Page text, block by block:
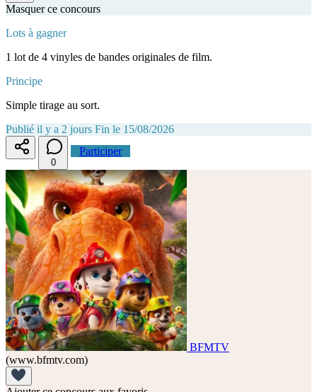
Masquer ce concours
Lots à gagner
1 lot de 4 vinyles de bandes originales de film.
Principe
Simple tirage au sort.
Publié il y a 2 jours Fin le 15/08/2026
0
Participer
BFMTV
(www.bfmtv.com)